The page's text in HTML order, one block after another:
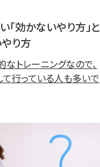
「効かないやり方」と
やり方
トレーニングなので、
行っている人も多いで